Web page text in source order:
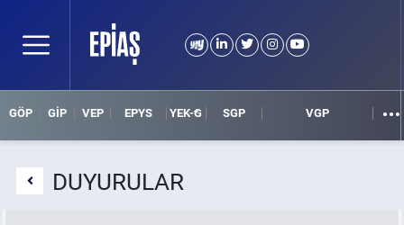
GÖP GİP VEP EPYS YEK-G SGP VGP
DUYURULAR